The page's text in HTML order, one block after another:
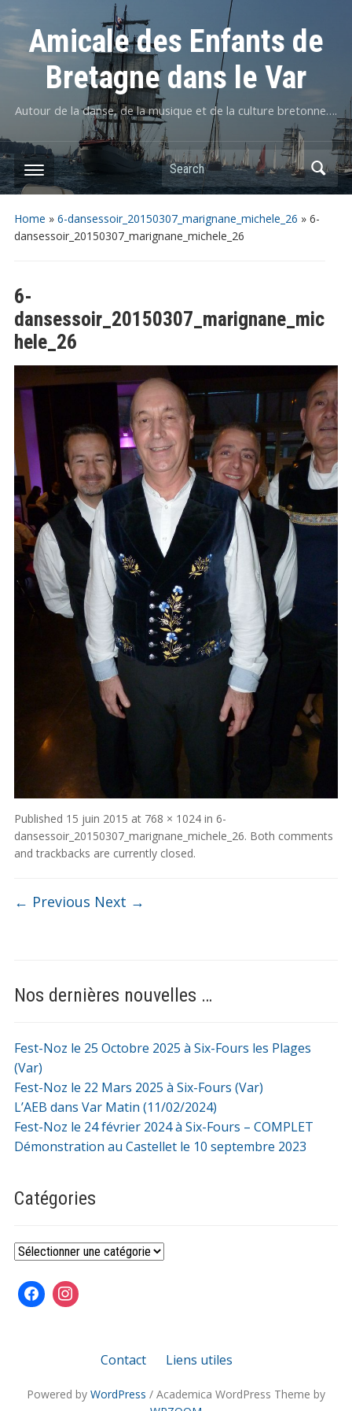
Amicale des Enfants de
Bretagne dans le Var
Autour de la danse, de la musique et de la culture bretonne….
Home » 6-dansessoir_20150307_marignane_michele_26 » 6-
dansessoir_20150307_marignane_michele_26
6-
dansessoir_20150307_marignane_mic
hele_26
Published 15 juin 2015 at 768 × 1024in 6-
dansessoir_20150307_marignane_michele_26. Both comments
and trackbacks are currently closed.
← Previous Next →
Nos dernières nouvelles …
Fest-Noz le 25 Octobre 2025 à Six-Fours les Plages
(Var)
Fest-Noz le 22 Mars 2025 à Six-Fours (Var)
L’AEB dans Var Matin (11/02/2024)
Fest-Noz le 24 février 2024 à Six-Fours – COMPLET
Démonstration au Castellet le 10 septembre 2023
Catégories
Catégories
Contact Liens utiles
Powered by WordPress / Academica WordPress Theme by